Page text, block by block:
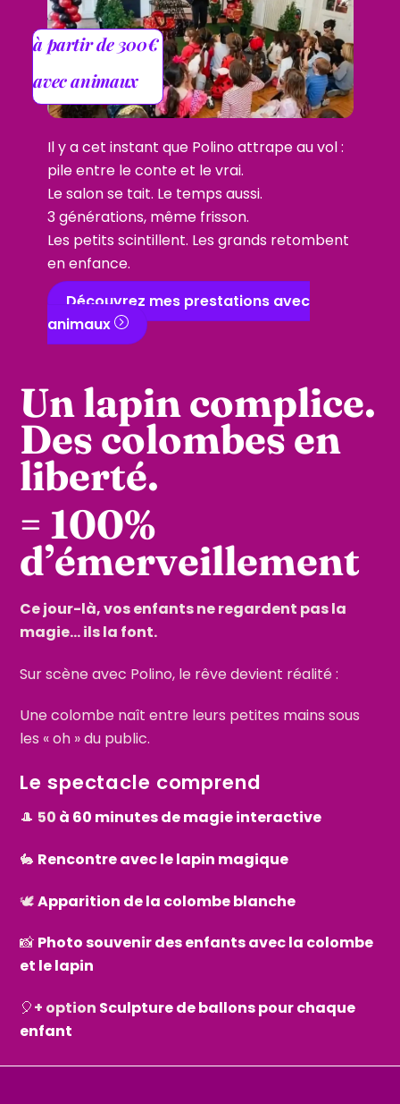
à partir de 300€
avec animaux
Il y a cet instant que Polino attrape au vol :
pile entre le conte et le vrai.
Le salon se tait. Le temps aussi.
3 générations, même frisson.
Les petits scintillent. Les grands retombent
en enfance.
Découvrez mes prestations avec
animaux
Un lapin complice.
Des colombes en
liberté.
= 100%
d’émerveillement
Ce jour-là, vos enfants ne regardent pas la
magie… ils la font.
Sur scène avec Polino, le rêve devient réalité :
Une colombe naît entre leurs petites mains sous
les « oh » du public.
Le spectacle comprend
🎩 50 à 60 minutes de magie interactive
🐇 Rencontre avec le lapin magique
🕊️Apparition de la colombe blanche
📸 Photo souvenir des enfants avec la colombe
et le lapin
🎈+ option Sculpture de ballons pour chaque
enfant